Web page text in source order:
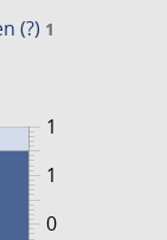
(?) 1
1
0
1